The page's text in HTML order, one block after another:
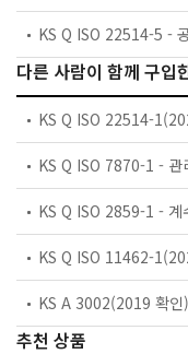
다른 사람이 함께 구입
KS Q ISO 7870-1 -
KS A 3002(2019 확인
추천 상품